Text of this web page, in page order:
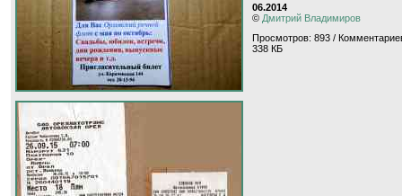
06.2014
© Дмитрий Владимиров
Просмотров: 893 /
338 КБ